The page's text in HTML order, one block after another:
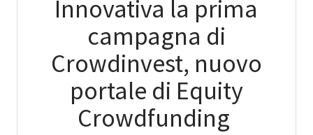
Innovativa la prima
campagna di
Crowdinvest, nuovo
portale di Equity
Crowdfunding